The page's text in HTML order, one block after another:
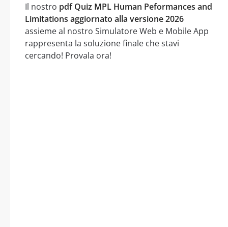
Il nostro pdf Quiz MPL Human Peformances and
Limitations aggiornato alla versione 2026
assieme al nostro Simulatore Web e Mobile App
rappresenta la soluzione finale che stavi
cercando! Provala ora!